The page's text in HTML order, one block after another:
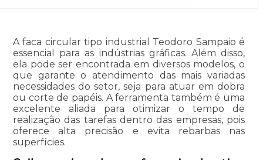
A faca circular tipo industrial Teodoro Sampaio é
essencial para as indústrias gráficas. Além disso,
ela pode ser encontrada em diversos modelos, o
que garante o atendimento das mais variadas
necessidades do setor, seja para atuar em dobra
ou corte de papéis. A ferramenta também é uma
excelente aliada para otimizar o tempo de
realização das tarefas dentro das empresas, pois
oferece alta precisão e evita rebarbas nas
superfícies.